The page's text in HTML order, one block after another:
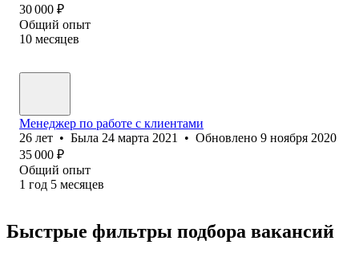
30 000 ₽
Общий опыт
10 месяцев
Менеджер по работе с клиентами
26 лет • Была 24 марта 2021 • Обновлено 9 ноября 2020
35 000 ₽
Общий опыт
1 год 5 месяцев
Быстрые фильтры подбора вакансий